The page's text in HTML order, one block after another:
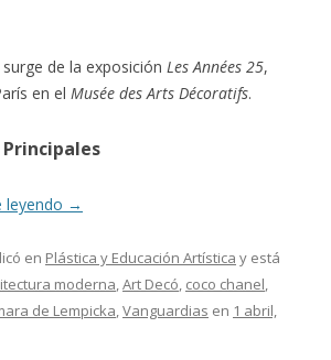
surge de la exposición Les Années 25,
en el Musée des Arts Décoratifs.
leyendo →
en Plástica y Educación Artística y está
moderna,Art Decó, coco chanel,
de Lempicka,Vanguardias en 1 abril,